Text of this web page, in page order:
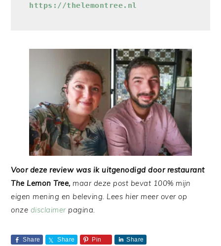
https://thelemontree.nl
Voor deze review was ik uitgenodigd door restaurant
The Lemon Tree, maar deze post bevat 100% mijn
eigen mening en beleving. Lees hier meer over op
onze disclaimerpagina.
Share Share Pin Share